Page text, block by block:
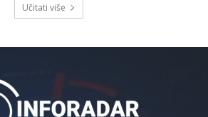
Učitati više